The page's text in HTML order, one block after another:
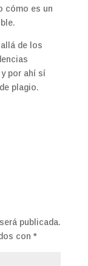
cómo es un
de los
por ahí sí
plagio.
publicada.
con *